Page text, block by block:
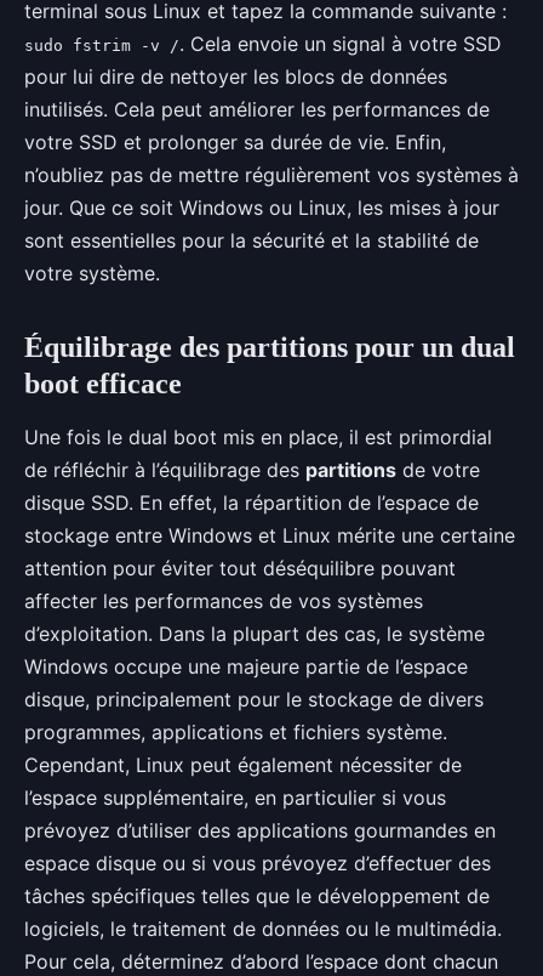
terminal sous Linux et tapez la commande suivante :
sudo fstrim -v /. Cela envoie un signal à votre SSD
pour lui dire de nettoyer les blocs de données
inutilisés. Cela peut améliorer les performances de
votre SSD et prolonger sa durée de vie. Enfin,
n’oubliez pas de mettre régulièrement vos systèmes à
jour. Que ce soit Windows ou Linux, les mises à jour
sont essentielles pour la sécurité et la stabilité de
votre système.
Équilibrage des partitions pour un dual
boot efficace
Une fois le dual boot mis en place, il est primordial
de réfléchir à l’équilibrage des partitions de votre
disque SSD. En effet, la répartition de l’espace de
stockage entre Windows et Linux mérite une certaine
attention pour éviter tout déséquilibre pouvant
affecter les performances de vos systèmes
d’exploitation. Dans la plupart des cas, le système
Windows occupe une majeure partie de l’espace
disque, principalement pour le stockage de divers
programmes, applications et fichiers système.
Cependant, Linux peut également nécessiter de
l’espace supplémentaire, en particulier si vous
prévoyez d’utiliser des applications gourmandes en
espace disque ou si vous prévoyez d’effectuer des
tâches spécifiques telles que le développement de
logiciels, le traitement de données ou le multimédia.
Pour cela, déterminez d’abord l’espace dont chacun